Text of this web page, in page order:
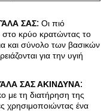
ΣΑΣ: Οι πιό
στο κρύο κρατώντας το
και σύνολο των βασικών
για την υγιή
ΣΑΣ ΑΚΙΝΔΥΝΑ:
με τη διατήρηση της
χρησιμοποιώντας ένα